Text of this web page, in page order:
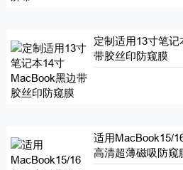
定制适用13寸笔
带胶丝印防窥膜
适用MacBook15/
高清超薄磁吸防窥